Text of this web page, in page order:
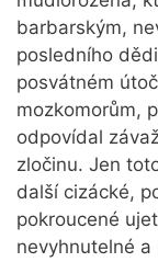
barbarským,
posledního
posvátném
mozkomorům,
odpovídal
zločinu. Jen
další cizácké,
pokroucené
nevyhnutelné